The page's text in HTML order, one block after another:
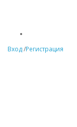
Вход/Регистрация